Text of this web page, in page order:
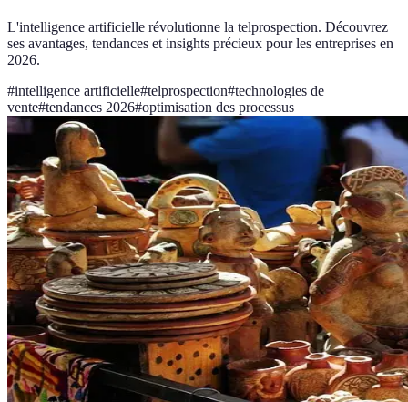
L'intelligence artificielle révolutionne la telprospection. Découvrez
ses avantages, tendances et insights précieux pour les entreprises en
2026.
#intelligence artificielle#telprospection#technologies de
vente#tendances 2026#optimisation des processus